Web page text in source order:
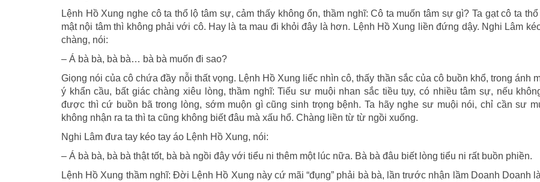
Lệnh Hồ Xung nghe cô ta thổ lộ tâm sự, cảm thấy không ổn, thầm nghĩ: Cô ta muốn tâm sự gì? Ta gạt cô ta
mật nội tâm thì không phải với cô. Hay là ta mau đi khỏi đây là hơn. Lệnh Hồ Xung liền đứng dậy. Nghi Lâm
chàng, nói:
– Á bà bà, bà bà… bà bà muốn đi sao?
Giọng nói của cô chứa đầy nỗi thất vọng. Lệnh Hồ Xung liếc nhìn cô, thấy thần sắc của cô buồn khổ, trong ánh
ý khẩn cầu, bất giác chàng xiêu lòng, thầm nghĩ: Tiểu sư muội nhan sắc tiều tụy, có nhiều tâm sự, nếu
được thì cứ buồn bã trong lòng, sớm muộn gì cũng sinh trọng bệnh. Ta hãy nghe sư muội nói, chỉ cần sư
không nhận ra ta thì ta cũng không biết đâu mà xấu hổ. Chàng liền từ từ ngồi xuống.
Nghi Lâm đưa tay kéo tay áo Lệnh Hồ Xung, nói:
– Á bà bà, bà bà thật tốt, bà bà ngồi đây với tiểu ni thêm một lúc nữa. Bà bà đâu biết lòng tiểu ni rất buồn phiền.
Lệnh Hồ Xung thầm nghĩ: Đời Lệnh Hồ Xung này cứ mãi “đụng” phải bà bà, lần trước nhận lầm Doanh Doanh